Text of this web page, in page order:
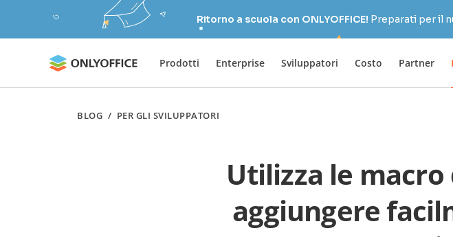
Ritorno a scuola con ONLYOFFICE! Preparati per il
Prodotti Enterprise Sviluppatori Costo Partner
BLOG / PER GLI SVILUPPATORI
Utilizza le macro
aggiungere